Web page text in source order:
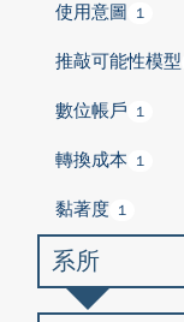
使用意圖 1
推敲可能性模型
數位帳戶 1
轉換成本 1
黏著度 1
系所